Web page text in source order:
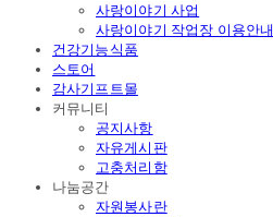
사랑이야기 사업
사랑이야기 작업장 이용안내
건강기능식품
스토어
감사기프트몰
커뮤니티
공지사항
자유게시판
고충처리함
나눔공간
자원봉사란